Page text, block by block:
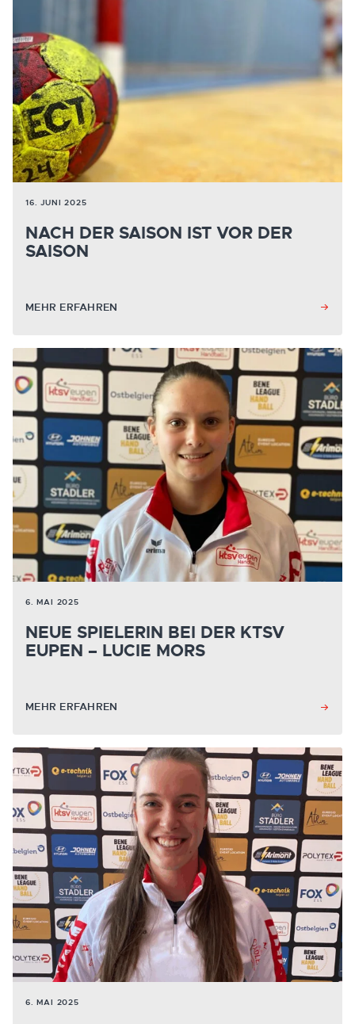
16. JUNI 2025
NACH DER SAISON IST VOR DER
SAISON
MEHR ERFAHREN
6. MAI 2025
NEUE SPIELERIN BEI DER KTSV
EUPEN – LUCIE MORS
MEHR ERFAHREN
6. MAI 2025